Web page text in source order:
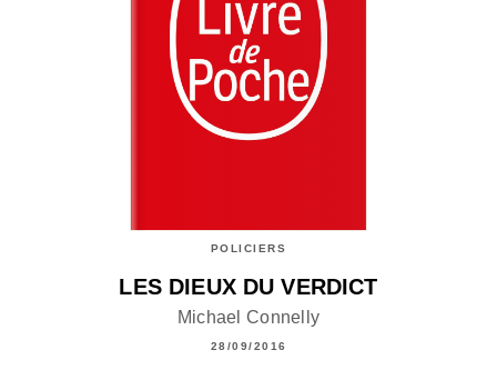
POLICIERS
LES DIEUX DU VERDICT
Michael Connelly
28/09/2016